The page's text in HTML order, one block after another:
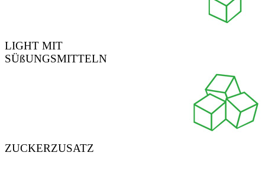
LIGHT MIT
SÜßUNGSMITTELN
ZUCKERZUSATZ